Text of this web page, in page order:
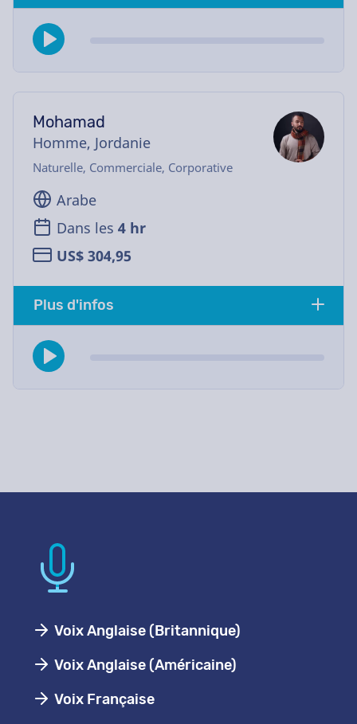
Mohamad
Homme, Jordanie
Naturelle, Commerciale, Corporative
Arabe
Dans les 4 hr
US$ 304,95
Plus d'infos
Voix Anglaise (Britannique)
Voix Anglaise (Américaine)
Voix Française